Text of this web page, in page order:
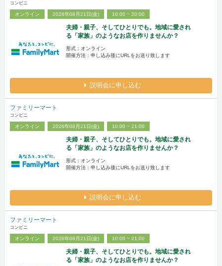
コンビニ
オンライン 2026年08月21日(金) 10:00 ~ 20:00
夫婦・親子、そしてひとりでも。地域に愛され
る「家族」のようなお店を作りませんか？
形式：オンライン
開催方法：申し込み後にURLをお送り致します
説明会に申し込む
ファミリーマート
コンビニ
オンライン 2026年08月21日(金) 10:00 ~ 21:00
夫婦・親子、そしてひとりでも。地域に愛され
る「家族」のようなお店を作りませんか？
形式：オンライン
開催方法：申し込み後にURLをお送り致します
説明会に申し込む
ファミリーマート
コンビニ
オンライン 2026年08月21日(金) 10:00 ~ 21:00
夫婦・親子、そしてひとりでも。地域に愛され
る「家族」のようなお店を作りませんか？